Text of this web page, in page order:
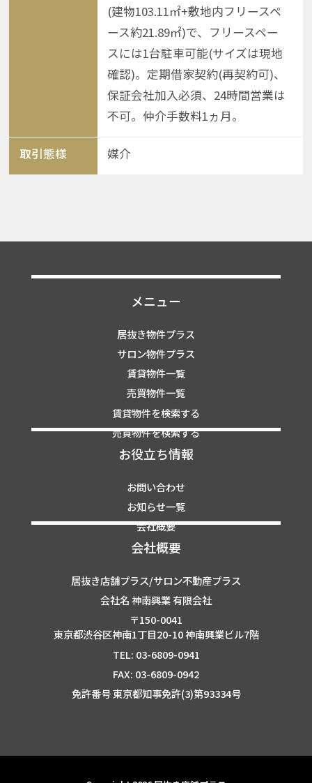
(建物103.11㎡+敷地内フリースペ
ース約21.89㎡)で、フリースペー
スには1台駐車可能(サイズは現地
確認)。定期借家契約(再契約可)、
保証会社加入必須、24時間営業は
不可。仲介手数料1ヵ月。
取引態様 媒介
メニュー
居抜き物件プラス
サロン物件プラス
賃貸物件一覧
売買物件一覧
賃貸物件を検索する
売買物件を検索する
お役立ち情報
お問い合わせ
お知らせ一覧
会社概要
会社概要
居抜き店舗プラス/サロン不動産プラス
会社名 神南興業 有限会社
〒150-0041
東京都渋谷区神南1丁目20-10 神南興業ビル7階
TEL: 03-6809-0941
FAX: 03-6809-0942
免許番号 東京都知事免許(3)第93334号